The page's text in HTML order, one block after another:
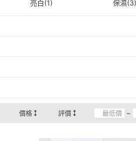
亮白(1) 保濕(3)
價格 評價 ~